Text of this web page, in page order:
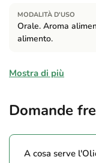
MODALITÀ D'USO
Orale. Aroma
alimento.
Ingredienti
Avvertenze
Non superare la
bambini.
Mostra di più
Domande
A cosa serve